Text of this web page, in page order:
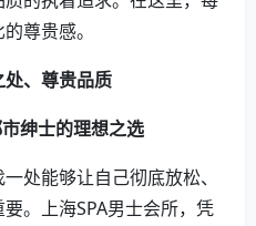
尊贵感。
、尊贵品质
绅士的理想之选
处能够让自己彻底放松、
。上海SPA男士会所，凭